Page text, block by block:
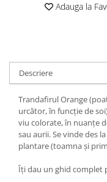
Adauga la
Descriere
Trandafirul Orange
urcător, în funcție de
viu colorate, în nuanțe
sau aurii. Se vinde des
plantare (toamna și
Îți dau un ghid complet